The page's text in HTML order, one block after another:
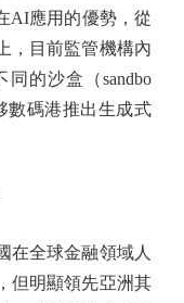
AI應用的優勢，從
，目前監管機構內
的沙盒（sandbo
數碼港推出生成式
全球金融領域人
但明顯領先亞洲其